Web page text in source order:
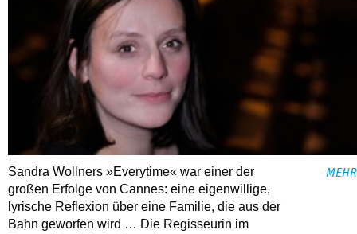
Sandra Wollners »Everytime« war einer der
großen Erfolge von Cannes: eine eigenwillige,
lyrische Reflexion über eine ­Familie, die aus der
Bahn geworfen wird … Die Regisseurin im
MEHR